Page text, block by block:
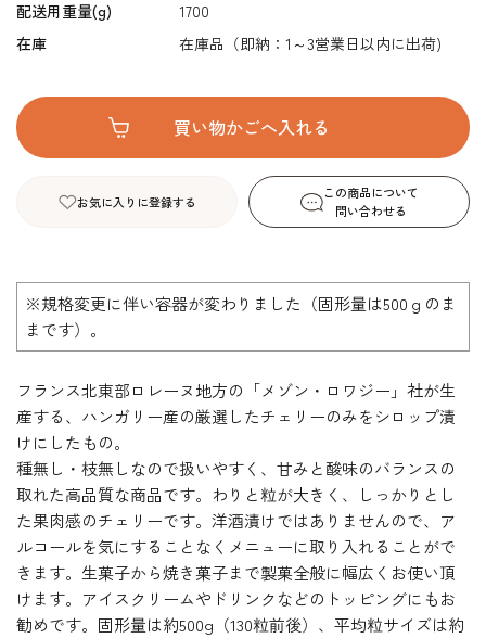
配送用重量(g)
1700
在庫
在庫品（即納：1～3営業日以内に出荷)
お気に入りに登録する
この商品について
問い合わせる
※規格変更に伴い容器が変わりました（固形量は500ｇのま
まです）。
フランス北東部ロレーヌ地方の「メゾン・ロワジー」社が生
産する、ハンガリー産の厳選したチェリーのみをシロップ漬
けにしたもの。
種無し・枝無しなので扱いやすく、甘みと酸味のバランスの
取れた高品質な商品です。わりと粒が大きく、しっかりとし
た果肉感のチェリーです。洋酒漬けではありませんので、ア
ルコールを気にすることなくメニューに取り入れることがで
きます。生菓子から焼き菓子まで製菓全般に幅広くお使い頂
けます。アイスクリームやドリンクなどのトッピングにもお
勧めです。固形量は約500g（130粒前後）、平均粒サイズは約